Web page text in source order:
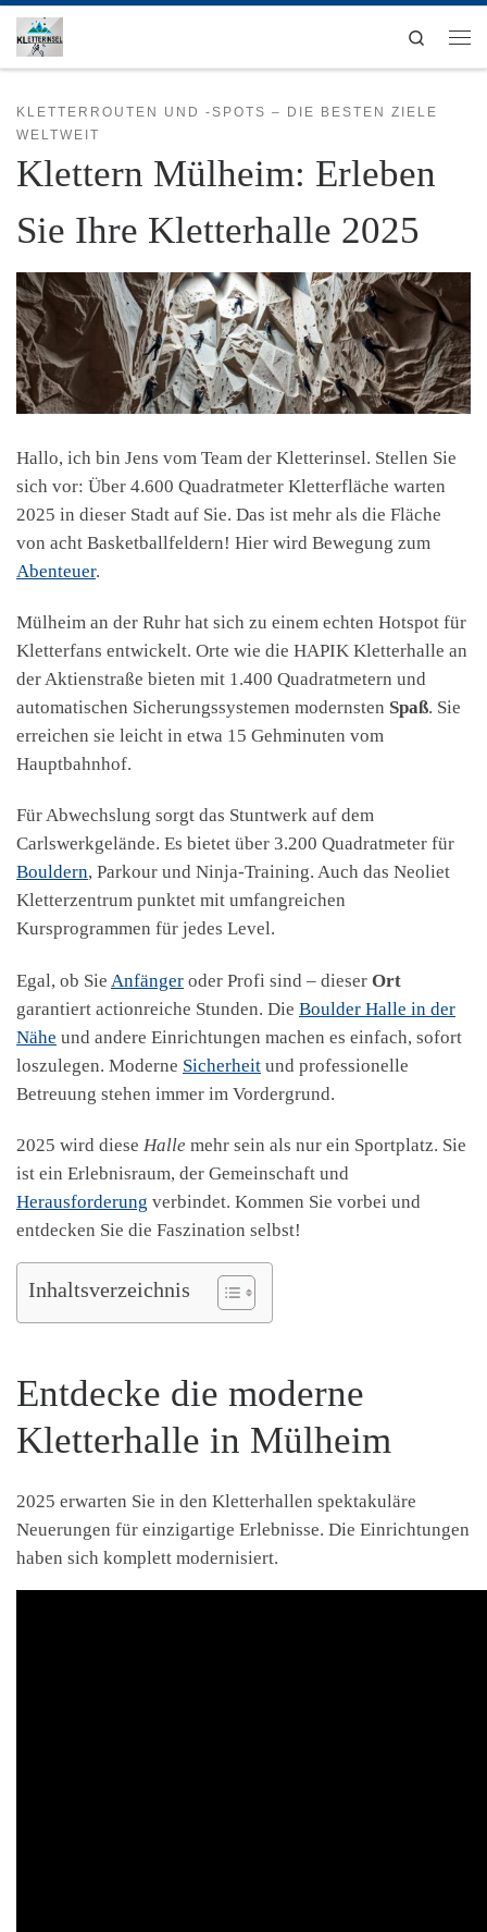
Zum Inhalt springen
Search
KLETTERROUTEN UND -SPOTS – DIE BESTEN ZIELE
WELTWEIT
Klettern Mülheim: Erleben
Sie Ihre Kletterhalle 2025
Hallo, ich bin Jens vom Team der Kletterinsel. Stellen Sie
sich vor: Über 4.600 Quadratmeter Kletterfläche warten
2025 in dieser Stadt auf Sie. Das ist mehr als die Fläche
von acht Basketballfeldern! Hier wird Bewegung zum
Abenteuer.
Mülheim an der Ruhr hat sich zu einem echten Hotspot für
Kletterfans entwickelt. Orte wie die HAPIK Kletterhalle an
der Aktienstraße bieten mit 1.400 Quadratmetern und
automatischen Sicherungssystemen modernsten Spaß. Sie
erreichen sie leicht in etwa 15 Gehminuten vom
Hauptbahnhof.
Für Abwechslung sorgt das Stuntwerk auf dem
Carlswerkgelände. Es bietet über 3.200 Quadratmeter für
Bouldern, Parkour und Ninja-Training. Auch das Neoliet
Kletterzentrum punktet mit umfangreichen
Kursprogrammen für jedes Level.
Egal, ob Sie Anfänger oder Profi sind – dieser Ort
garantiert actionreiche Stunden. Die Boulder Halle in der
Nähe und andere Einrichtungen machen es einfach, sofort
loszulegen. Moderne Sicherheit und professionelle
Betreuung stehen immer im Vordergrund.
2025 wird diese Halle mehr sein als nur ein Sportplatz. Sie
ist ein Erlebnisraum, der Gemeinschaft und
Herausforderung verbindet. Kommen Sie vorbei und
entdecken Sie die Faszination selbst!
Inhaltsverzeichnis
Entdecke die moderne
Kletterhalle in Mülheim
2025 erwarten Sie in den Kletterhallen spektakuläre
Neuerungen für einzigartige Erlebnisse. Die Einrichtungen
haben sich komplett modernisiert.